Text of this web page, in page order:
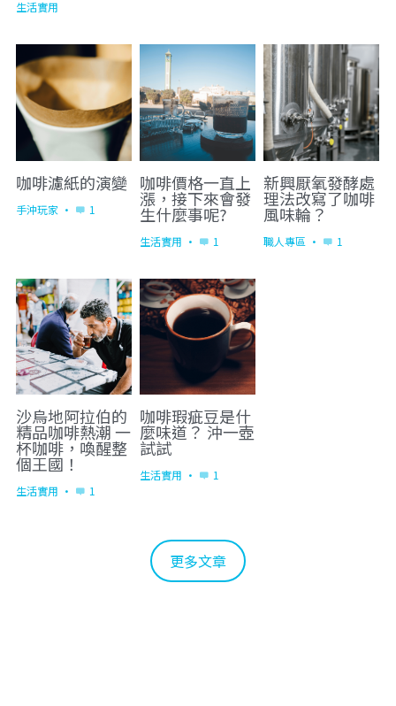
生活實用
咖啡濾紙的演變
手沖玩家 · 1
咖啡價格一直上
漲，接下來會發
生什麼事呢?
生活實用 · 1
新興厭氧發酵處
理法改寫了咖啡
風味輪？
職人專區 · 1
沙烏地阿拉伯的
精品咖啡熱潮 一
杯咖啡，喚醒整
個王國！
生活實用 · 1
咖啡瑕疵豆是什
麼味道？ 沖一壺
試試
生活實用 · 1
更多文章